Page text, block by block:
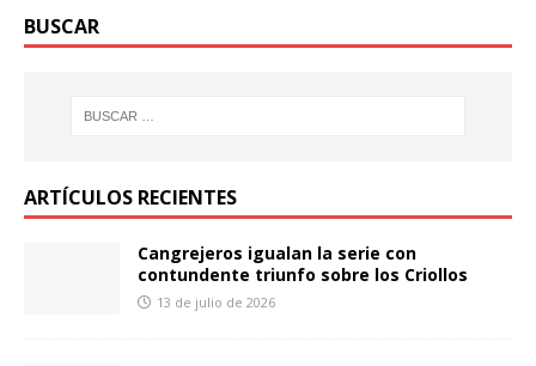
BUSCAR
ARTÍCULOS RECIENTES
Cangrejeros igualan la serie con
contundente triunfo sobre los Criollos
13 de julio de 2026